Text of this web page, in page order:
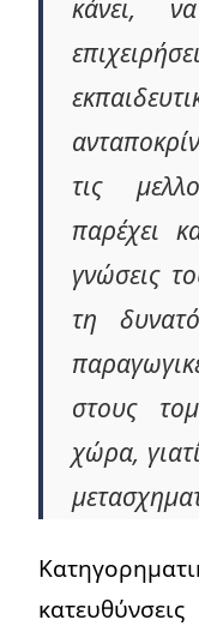
κάνει,
τις
παρέχει
γνώσεις
τη
στους
χώρα,